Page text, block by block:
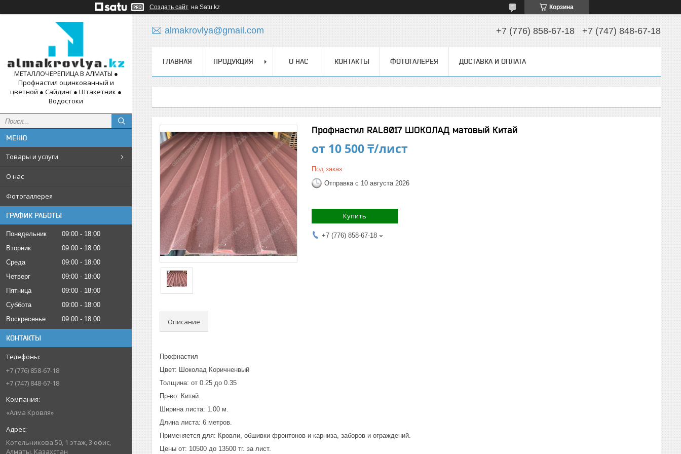
Создать сайт на Satu.kz Корзина
МЕТАЛЛОЧЕРЕПИЦА В АЛМАТЫ ●
Профнастил оцинкованный и
цветной ● Сайдинг ● Штакетник ●
Водостоки
Товары и услуги
О нас
Фотогаллерея
ГРАФИК РАБОТЫ
Понедельник 09:00
18:00
Вторник
09:00
18:00
Среда
09:00
18:00
Четверг
09:00
18:00
Пятница
09:00
18:00
Суббота
09:00
18:00
Воскресенье
09:00 18:00
КОНТАКТЫ
+7 (776) 858-67-18
+7 (747) 848-67-18
«Алма Кровля»
Котельникова 50, 1 этаж, 3 офис,
Алматы, Казахстан
almakrovlya@gmail.com +7 (776) 858-67-18 +7 (747) 848-67-18
ГЛАВНАЯ ПРОДУКЦИЯ О НАС КОНТАКТЫ ФОТОГАЛЕРЕЯ ДОСТАВКА И ОПЛАТА
Профнастил RAL8017 ШОКОЛАД матовый Китай
от 10 500 ₸/лист
Под заказ
Отправка с 10 августа 2026
Купить
+7 (776) 858-67-18
Описание
Профнастил
Цвет: Шоколад Коричненвый
Толщина: от 0.25 до 0.35
Пр-во: Китай.
Ширина листа: 1.00 м.
Длина листа: 6 метров.
Применяется для: Кровли, обшивки фронтонов и карниза, заборов и ограждений.
Цены от: 10500 до 13500 тг. за лист.